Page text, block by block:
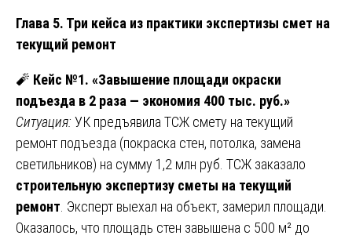
Глава 5. Три кейса из практики экспертизы смет на
текущий ремонт
🧨 Кейс №1. «Завышение площади окраски
подъезда в 2 раза — экономия 400 тыс. руб.»
Ситуация: УК предъявила ТСЖ смету на текущий
ремонт подъезда (покраска стен, потолка, замена
светильников) на сумму 1,2 млн руб. ТСЖ заказало
строительную экспертизу сметы на текущий
ремонт . Эксперт выехал на объект, замерил площади.
Оказалось, что площадь стен завышена с 500 м² до